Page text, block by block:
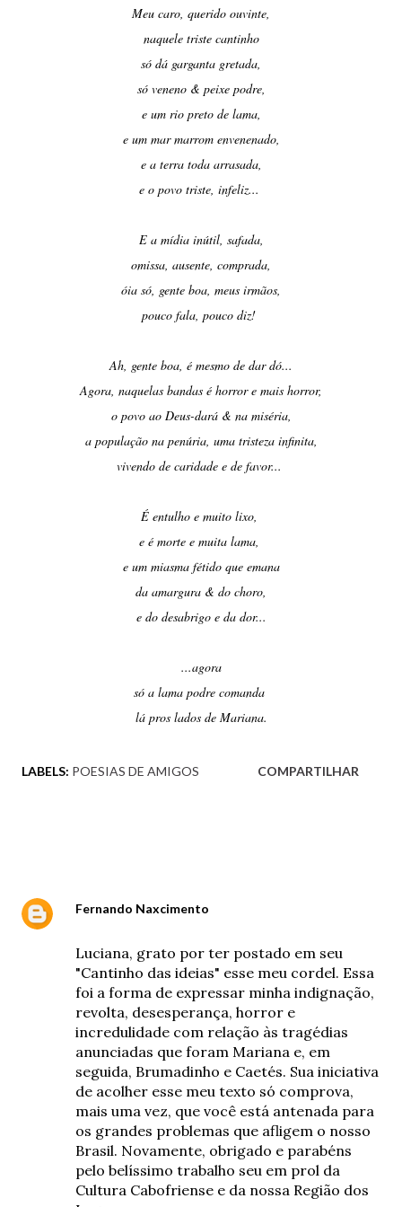
Meu caro, querido ouvinte,
naquele triste cantinho
só dá garganta gretada,
só veneno & peixe podre,
e um rio preto de lama,
e um mar marrom envenenado,
e a terra toda arrasada,
e o povo triste, infeliz...
E a mídia inútil, safada,
omissa, ausente, comprada,
óia só, gente boa, meus irmãos,
pouco fala, pouco diz!
Ah, gente boa, é mesmo de dar dó...
Agora, naquelas bandas é horror e mais horror,
o povo ao Deus-dará & na miséria,
a população na penúria, uma tristeza infinita,
vivendo de caridade e de favor...
É entulho e muito lixo,
e é morte e muita lama,
e um miasma fétido que emana
da amargura & do choro,
e do desabrigo e da dor...
...agora
só a lama podre comanda
lá pros lados de Mariana.
LABELS: POESIAS DE AMIGOS COMPARTILHAR
Fernando Naxcimento
Luciana, grato por ter postado em seu
"Cantinho das ideias" esse meu cordel. Essa
foi a forma de expressar minha indignação,
revolta, desesperança, horror e
incredulidade com relação às tragédias
anunciadas que foram Mariana e, em
seguida, Brumadinho e Caetés. Sua iniciativa
de acolher esse meu texto só comprova,
mais uma vez, que você está antenada para
os grandes problemas que afligem o nosso
Brasil. Novamente, obrigado e parabéns
pelo belíssimo trabalho seu em prol da
Cultura Cabofriense e da nossa Região dos